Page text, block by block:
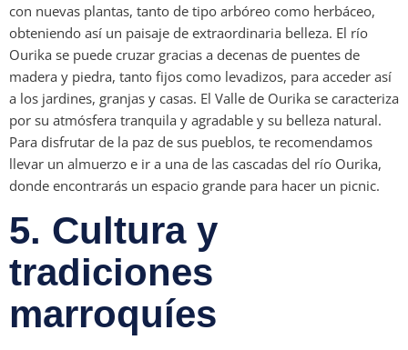
con nuevas plantas, tanto de tipo arbóreo como herbáceo,
obteniendo así un paisaje de extraordinaria belleza. El río
Ourika se puede cruzar gracias a decenas de puentes de
madera y piedra, tanto fijos como levadizos, para acceder así
a los jardines, granjas y casas. El Valle de Ourika se caracteriza
por su atmósfera tranquila y agradable y su belleza natural.
Para disfrutar de la paz de sus pueblos, te recomendamos
llevar un almuerzo e ir a una de las cascadas del río Ourika,
donde encontrarás un espacio grande para hacer un picnic.
5. Cultura y
tradiciones
marroquíes